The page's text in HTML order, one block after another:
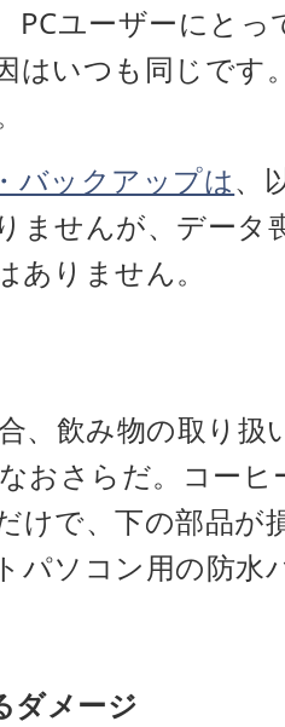
PCユーザーにと
はいつも同じです
バックアップは、
ませんが、データ
ありません。
、飲み物の取り
おさらだ。コー
けで、下の部品が
パソコン用の防水
ダメージ